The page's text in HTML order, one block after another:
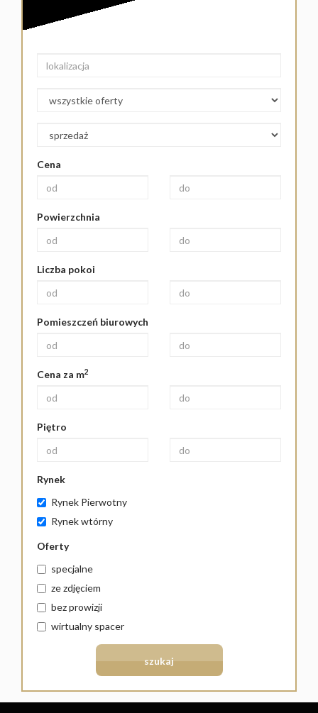
Cena
Powierzchnia
Liczba pokoi
Pomieszczeń biurowych
Cena za m2
Piętro
Rynek
Rynek Pierwotny
Rynek wtórny
Oferty
specjalne
ze zdjęciem
bez prowizji
wirtualny spacer